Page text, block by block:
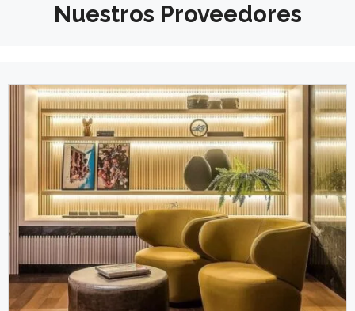
Nuestros Proveedores